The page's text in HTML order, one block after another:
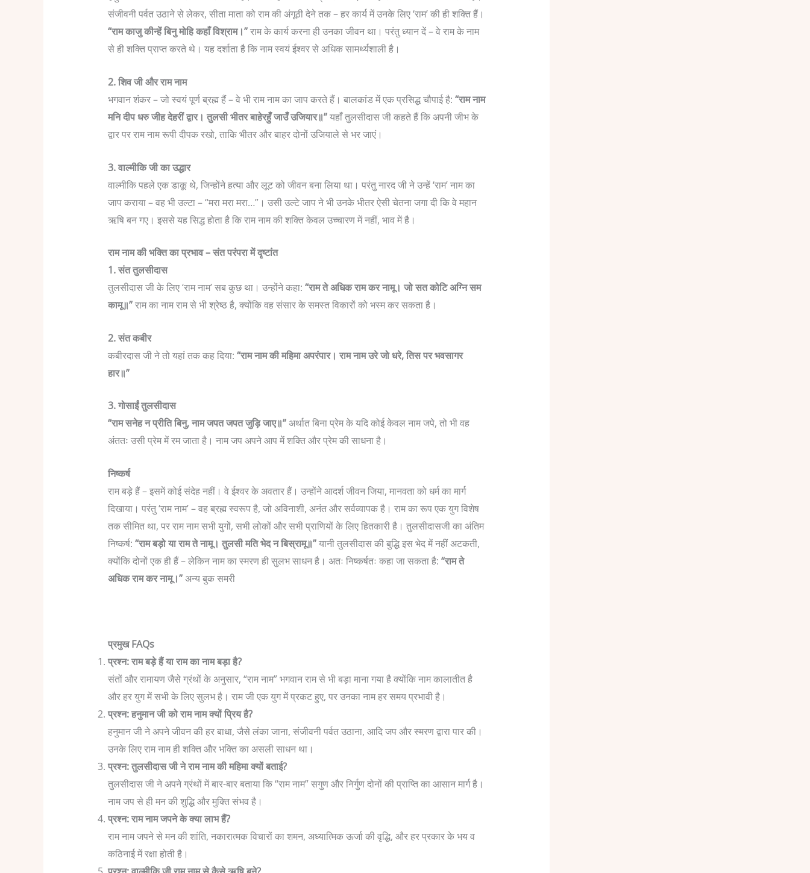
संजीवनी पर्वत उठाने से लेकर, सीता माता को राम की अंगूठी देने तक – हर कार्य में उनके लिए ‘राम’ की ही शक्ति हैं।
“राम काजु कीन्हें बिनु मोहि कहाँ विश्राम।”राम के कार्य करना ही उनका जीवन था। परंतु ध्यान दें – वे राम के नाम
से ही शक्ति प्राप्त करते थे। यह दर्शाता है कि नाम स्वयं ईश्वर से अधिक सामर्थ्यशाली है।
2. शिव जी और राम नाम
भगवान शंकर – जो स्वयं पूर्ण ब्रह्म हैं – वे भी राम नाम का जाप करते हैं। बालकांड में एक प्रसिद्ध चौपाई है: “राम नाम
मनि दीप धरु जीह देहरीं द्वार। तुलसी भीतर बाहेरहुँ जाउँ उजियार॥”यहाँ तुलसीदास जी कहते हैं कि अपनी जीभ के
द्वार पर राम नाम रूपी दीपक रखो, ताकि भीतर और बाहर दोनों उजियाले से भर जाएं।
3. वाल्मीकि जी का उद्धार
वाल्मीकि पहले एक डाकू थे, जिन्होंने हत्या और लूट को जीवन बना लिया था। परंतु नारद जी ने उन्हें ‘राम’ नाम का
जाप कराया – वह भी उल्टा – “मरा मरा मरा…”। उसी उल्टे जाप ने भी उनके भीतर ऐसी चेतना जगा दी कि वे महान
ऋषि बन गए। इससे यह सिद्ध होता है कि राम नाम की शक्ति केवल उच्चारण में नहीं, भाव में है।
राम नाम की भक्ति का प्रभाव – संत परंपरा में दृष्टांत
1. संत तुलसीदास
तुलसीदास जी के लिए ‘राम नाम’ सब कुछ था। उन्होंने कहा: “राम ते अधिक राम कर नामू। जो सत कोटि अग्नि सम
कामू॥”राम का नाम राम से भी श्रेष्ठ है, क्योंकि वह संसार के समस्त विकारों को भस्म कर सकता है।
2. संत कबीर
कबीरदास जी ने तो यहां तक कह दिया: “राम नाम की महिमा अपरंपार। राम नाम उरे जो धरे, तिस पर भवसागर
हार॥”
3. गोसाईं तुलसीदास
“राम सनेह न प्रीति बिनु, नाम जपत जपत जुड़ि जाए॥”अर्थात बिना प्रेम के यदि कोई केवल नाम जपे, तो भी वह
अंततः उसी प्रेम में रम जाता है। नाम जप अपने आप में शक्ति और प्रेम की साधना है।
निष्कर्ष
राम बड़े हैं – इसमें कोई संदेह नहीं। वे ईश्वर के अवतार हैं। उन्होंने आदर्श जीवन जिया, मानवता को धर्म का मार्ग
दिखाया। परंतु ‘राम नाम’ – वह ब्रह्म स्वरूप है, जो अविनाशी, अनंत और सर्वव्यापक है। राम का रूप एक युग विशेष
तक सीमित था, पर राम नाम सभी युगों, सभी लोकों और सभी प्राणियों के लिए हितकारी है। तुलसीदासजी का अंतिम
निष्कर्ष: “राम बड़ो या राम ते नामू। तुलसी मति भेद न बिस्रामू॥”यानी तुलसीदास की बुद्धि इस भेद में नहीं अटकती,
क्योंकि दोनों एक ही हैं – लेकिन नाम का स्मरण ही सुलभ साधन है। अतः निष्कर्षतः कहा जा सकता है: “राम ते
अधिक राम कर नामू।”अन्य बुक समरी
प्रमुख FAQs
प्रश्न: राम बड़े हैं या राम का नाम बड़ा है?
संतों और रामायण जैसे ग्रंथों के अनुसार, “राम नाम” भगवान राम से भी बड़ा माना गया है क्योंकि नाम कालातीत है
और हर युग में सभी के लिए सुलभ है। राम जी एक युग में प्रकट हुए, पर उनका नाम हर समय प्रभावी है।
प्रश्न: हनुमान जी को राम नाम क्यों प्रिय है?
हनुमान जी ने अपने जीवन की हर बाधा, जैसे लंका जाना, संजीवनी पर्वत उठाना, आदि जप और स्मरण द्वारा पार की।
उनके लिए राम नाम ही शक्ति और भक्ति का असली साधन था।
प्रश्न: तुलसीदास जी ने राम नाम की महिमा क्यों बताई?
तुलसीदास जी ने अपने ग्रंथों में बार-बार बताया कि “राम नाम” सगुण और निर्गुण दोनों की प्राप्ति का आसान मार्ग है।
नाम जप से ही मन की शुद्धि और मुक्ति संभव है।
प्रश्न: राम नाम जपने के क्या लाभ हैं?
राम नाम जपने से मन की शांति, नकारात्मक विचारों का शमन, अध्यात्मिक ऊर्जा की वृद्धि, और हर प्रकार के भय व
कठिनाई में रक्षा होती है।